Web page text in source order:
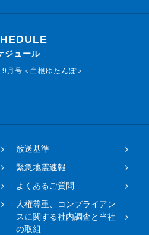
ジュール
月号＜白根ゆたんぽ＞
放送基準
緊急地震速報
よくあるご質問
人権尊重、コンプライアン
スに関する社内調査と当社
の取組